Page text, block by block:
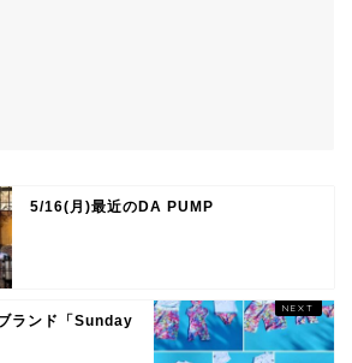
5/16(月)最近のDA PUMP
ランド「Sunday